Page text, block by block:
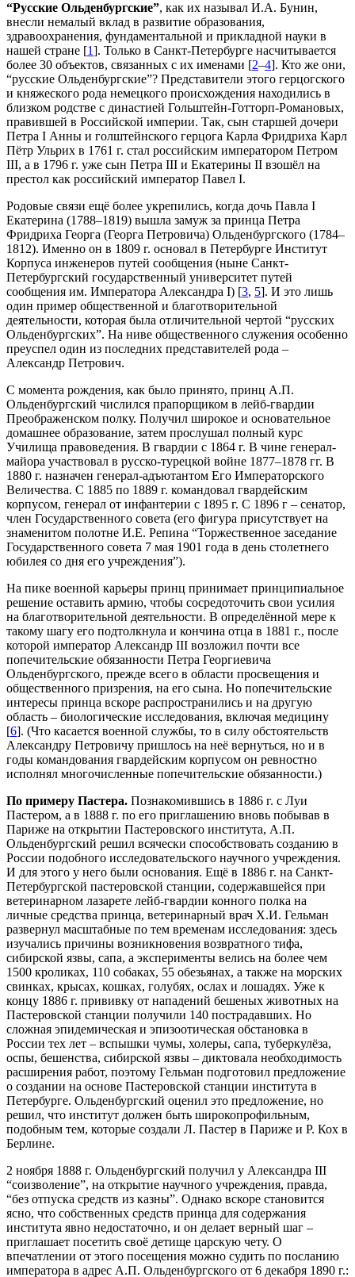
“Русские Ольденбургские”, как их называл И.А. Бунин,
внесли немалый вклад в развитие образования,
здравоохранения, фундаментальной и прикладной науки в
нашей стране [1]. Только в Санкт-Петербурге насчитывается
более 30 объектов, связанных с их именами [2–4]. Кто же они,
“русские Ольденбургские”? Представители этого герцогского
и княжеского рода немецкого происхождения находились в
близком родстве с династией Гольштейн-Готторп-Романовых,
правившей в Российской империи. Так, сын старшей дочери
Петра I Анны и голштейнского герцога Карла Фридриха Карл
Пётр Ульрих в 1761 г. стал российским императором Петром
III, а в 1796 г. уже сын Петра III и Екатерины II взошёл на
престол как российский император Павел I.
Родовые связи ещё более укрепились, когда дочь Павла I
Екатерина (1788–1819) вышла замуж за принца Петра
Фридриха Георга (Георга Петровича) Ольденбургского (1784–
1812). Именно он в 1809 г. основал в Петербурге Институт
Корпуса инженеров путей сообщения (ныне Санкт-
Петербургский государственный университет путей
сообщения им. Императора Александра I) [3, 5]. И это лишь
один пример общественной и благотворительной
деятельности, которая была отличительной чертой “русских
Ольденбургских”. На ниве общественного служения особенно
преуспел один из последних представителей рода –
Александр Петрович.
С момента рождения, как было принято, принц А.П.
Ольденбургский числился прапорщиком в лейб-гвардии
Преображенском полку. Получил широкое и основательное
домашнее образование, затем прослушал полный курс
Училища правоведения. В гвардии с 1864 г. В чине генерал-
майора участвовал в русско-турецкой войне 1877–1878 гг. В
1880 г. назначен генерал-адъютантом Его Императорского
Величества. С 1885 по 1889 г. командовал гвардейским
корпусом, генерал от инфантерии с 1895 г. С 1896 г – сенатор,
член Государственного совета (его фигура присутствует на
знаменитом полотне И.Е. Репина “Торжественное заседание
Государственного совета 7 мая 1901 года в день столетнего
юбилея со дня его учреждения”).
На пике военной карьеры принц принимает принципиальное
решение оставить армию, чтобы сосредоточить свои усилия
на благотворительной деятельности. В определённой мере к
такому шагу его подтолкнула и кончина отца в 1881 г., после
которой император Александр III возложил почти все
попечительские обязанности Петра Георгиевича
Ольденбургского, прежде всего в области просвещения и
общественного призрения, на его сына. Но попечительские
интересы принца вскоре распространились и на другую
область – биологические исследования, включая медицину
[6]. (Что касается военной службы, то в силу обстоятельств
Александру Петровичу пришлось на неё вернуться, но и в
годы командования гвардейским корпусом он ревностно
исполнял многочисленные попечительские обязанности.)
По примеру Пастера. Познакомившись в 1886 г. с Луи
Пастером, а в 1888 г. по его приглашению вновь побывав в
Париже на открытии Пастеровского института, А.П.
Ольденбургский решил всячески способствовать созданию в
России подобного исследовательского научного учреждения.
И для этого у него были основания. Ещё в 1886 г. на Санкт-
Петербургской пастеровской станции, содержавшейся при
ветеринарном лазарете лейб-гвардии конного полка на
личные средства принца, ветеринарный врач Х.И. Гельман
развернул масштабные по тем временам исследования: здесь
изучались причины возникновения возвратного тифа,
сибирской язвы, сапа, а эксперименты велись на более чем
1500 кроликах, 110 собаках, 55 обезьянах, а также на морских
свинках, крысах, кошках, голубях, ослах и лошадях. Уже к
концу 1886 г. прививку от нападений бешеных животных на
Пастеровской станции получили 140 пострадавших. Но
сложная эпидемическая и эпизоотическая обстановка в
России тех лет – вспышки чумы, холеры, сапа, туберкулёза,
оспы, бешенства, сибирской язвы – диктовала необходимость
расширения работ, поэтому Гельман подготовил предложение
о создании на основе Пастеровской станции института в
Петербурге. Ольденбургский оценил это предложение, но
решил, что институт должен быть широкопрофильным,
подобным тем, которые создали Л. Пастер в Париже и Р. Кох в
Берлине.
2 ноября 1888 г. Ольденбургский получил у Александра III
“соизволение”, на открытие научного учреждения, правда,
“без отпуска средств из казны”. Однако вскоре становится
ясно, что собственных средств принца для содержания
института явно недостаточно, и он делает верный шаг –
приглашает посетить своё детище царскую чету. О
впечатлении от этого посещения можно судить по посланию
императора в адрес А.П. Ольденбургского от 6 декабря 1890 г.: